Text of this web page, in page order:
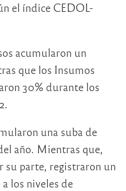
el índice CEDOL-
acumularon un
que los Insumos
30% durante los
una suba de
año. Mientras que,
su parte, registraron un
los niveles de